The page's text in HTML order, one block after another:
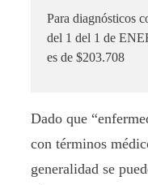
Para diagnósticos
del 1 del 1 de
es de $203.708
Dado que
con términos
generalidad se